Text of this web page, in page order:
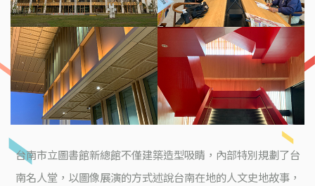
台南市立圖書館新總館不僅建築造型吸睛，內部特別規劃了台
南名人堂，以圖像展演的方式述說台南在地的人文史地故事，